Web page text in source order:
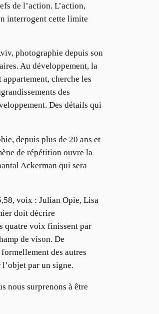
de l’action. L’action,
interrogent cette limite
photographie depuis son
Au développement, la
cherche les
des
Des détails qui
depuis plus de 20 ans et
de répétition ouvre la
Ackerman qui sera
voix : Julian Opie, Lisa
doit décrire
quatre voix finissent par
de vison. De
des autres
par un signe.
nous surprenons à être